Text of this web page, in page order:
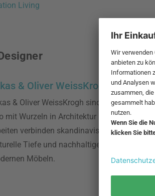
Living
& Oliver WeissKrogh
& Oliver WeissKrogh sind ein dänisches
mit Wurzeln in Architektur und
verbinden skandinavische
Tiefe und nachhaltiges Denken zu
Möbeln.